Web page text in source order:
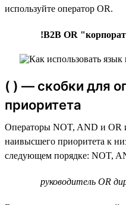
используйте оператор OR.
!B2B OR
( ) — скобки для
приоритета
Операторы NOT, AND и OR
наивысшего приоритета к
следующем порядке: NOT,
руководитель OR